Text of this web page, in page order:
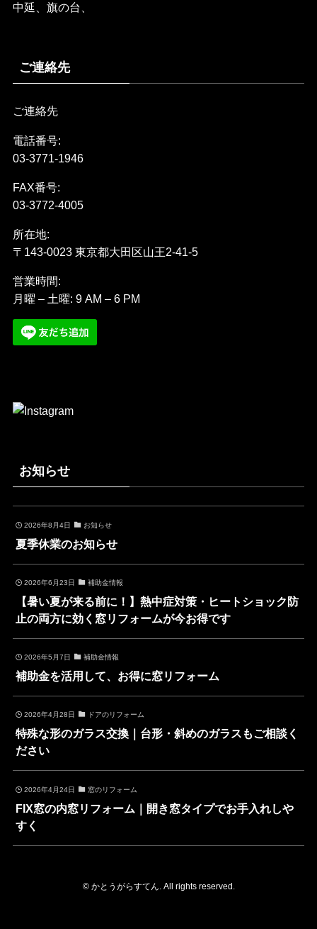
中延、旗の台、
ご連絡先
ご連絡先
電話番号:
03-3771-1946
FAX番号:
03-3772-4005
所在地:
〒143-0023 東京都大田区山王2-41-5
営業時間:
月曜 – 土曜: 9 AM – 6 PM
お知らせ
2026年8月4日 お知らせ
夏季休業のお知らせ
2026年6月23日 補助金情報
【暑い夏が来る前に！】熱中症対策・ヒートショック防
止の両方に効く窓リフォームが今お得です
2026年5月7日 補助金情報
補助金を活用して、お得に窓リフォーム
2026年4月28日 ドアのリフォーム
特殊な形のガラス交換｜台形・斜めのガラスもご相談く
ださい
2026年4月24日 窓のリフォーム
FIX窓の内窓リフォーム｜開き窓タイプでお手入れしや
すく
©かとうがらすてん. All rights reserved.